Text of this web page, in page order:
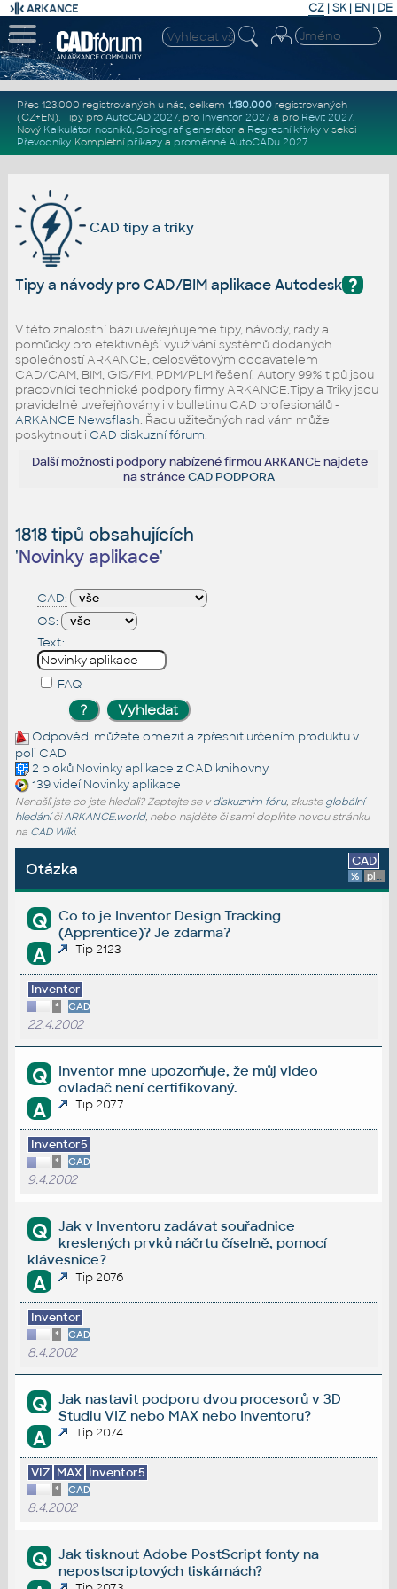
CZ | SK| EN | DE
Přes 123.000 registrovaných u nás, celkem 1.130.000registrovaných
(CZ+EN). Tipy pro AutoCAD 2027, pro Inventor 2027a pro Revit 2027.
Nový Kalkulátor nosníků, Spirograf generátor a Regresní křivkyv sekci
Převodníky. Kompletní příkazya proměnné AutoCADu 2027.
CAD tipy a triky
?
Tipy a návody pro CAD/BIM aplikace Autodesk
V této znalostní bázi uveřejňujeme tipy, návody, rady a
pomůcky pro efektivnější využívání systémů dodaných
společností ARKANCE, celosvětovým dodavatelem
CAD/CAM, BIM, GIS/FM, PDM/PLM řešení. Autory 99% tipů jsou
pracovníci technické podpory firmy ARKANCE.Tipy a Triky jsou
pravidelně uveřejňovány i v bulletinu CAD profesionálů -
ARKANCE Newsflash. Řadu užitečných rad vám může
poskytnout i CAD diskuzní fórum.
Další možnosti podpory nabízené firmou ARKANCE najdete
na stránceCAD PODPORA
1818 tipů obsahujících
'Novinky aplikace'
CAD:
OS:
Text:
FAQ
Odpovědi můžete omezit a zpřesnit určením produktu v
poli CAD
2 bloků Novinky aplikace z CAD knihovny
139 videíNovinky aplikace
Nenašli jste co jste hledali? Zeptejte se v diskuzním fóru, zkuste globální
hledáníčiARKANCE.world, nebo najděte či sami doplňte novou stránku
na CAD Wiki.
Otázka CAD
% platforma
Q
Co to je Inventor Design Tracking
(Apprentice)? Je zdarma?
A Tip 2123
Inventor
* CAD
22.4.2002
Q
Inventor mne upozorňuje, že můj video
ovladač není certifikovaný.
A Tip 2077
Inventor5
* CAD
9.4.2002
Q
Jak v Inventoru zadávat souřadnice
kreslených prvků náčrtu číselně, pomocí
klávesnice?
A Tip 2076
Inventor
* CAD
8.4.2002
Q
Jak nastavit podporu dvou procesorů v 3D
Studiu VIZ nebo MAX nebo Inventoru?
A Tip 2074
VIZ MAX Inventor5
* CAD
8.4.2002
Q
Jak tisknout Adobe PostScript fonty na
nepostscriptových tiskárnách?